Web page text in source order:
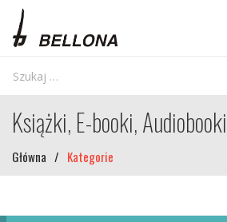
Książki, E-booki, Audiobooki
Główna / Kategorie